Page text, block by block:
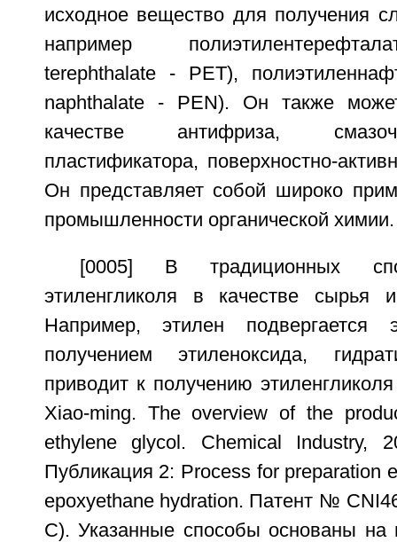
исходное вещество для получения
например
terephthalate - PET),
naphthalate - PEN). Он также
качестве антифриза,
пластификатора, поверхностно-
Он представляет собой широко
промышленности органической химии.
[0005] В традиционных
этиленгликоля в качестве сырья
Например, этилен подвергается
получением этиленоксида,
приводит к получению
Xiao-ming. The overview of the
ethylene glycol. Chemical Industry,
Публикация 2: Process for preparation
epoxyethane hydration. Патент №
C). Указанные способы основаны